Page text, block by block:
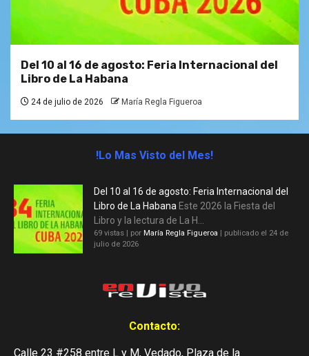
Del 10 al 16 de agosto: Feria Internacional del
Libro de La Habana
24 de julio de 2026 María Regla Figueroa
!Lo Mas Visto del Mes!
Del 10 al 16 de agosto: Feria Internacional del
Libro de La Habana Este 2026 la Fiesta del
Libro y la lectura de La H...
69 vistas por María Regla Figueroa
publicado el 24 de
julio de 2026
Contacto:
Calle 23 #258 entre L y M, Vedado, Plaza de la